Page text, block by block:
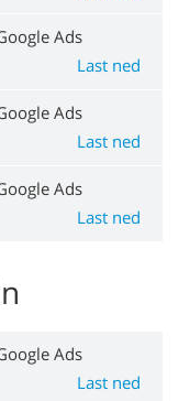
Ads
Last ned
Ads
Last ned
Ads
Last ned
Ads
Last ned